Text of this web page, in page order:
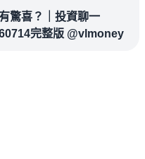
驚喜？｜投資聊一
完整版 @vlmoney